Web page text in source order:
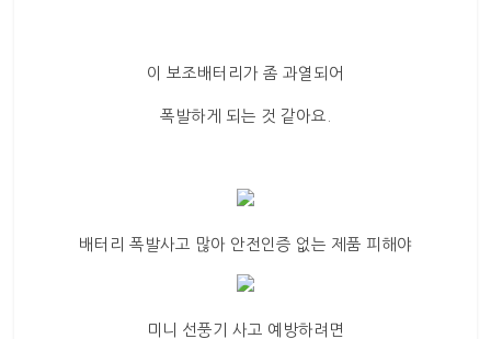
이 보조배터리가 좀 과열되어
폭발하게 되는 것 같아요.
배터리 폭발사고 많아 안전인증 없는 제품 피해야
미니 선풍기 사고 예방하려면